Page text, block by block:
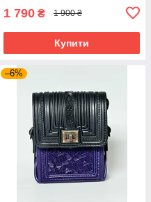
1 790 ₴ 1 900 ₴
Купити
–6%